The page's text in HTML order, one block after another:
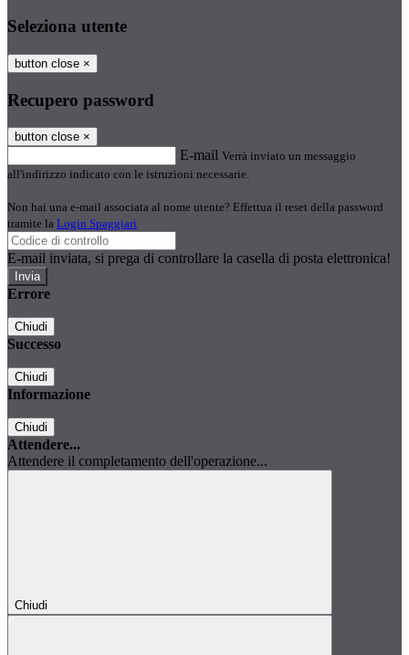
Seleziona utente
button close ×
Recupero password
button close ×
E-mail Verrà inviato un messaggio
all'indirizzo indicato con le istruzioni necessarie.
Non hai una e-mail associata al nome utente? Effettua il reset della password
tramite la Login Spaggiari
E-mail inviata, si prega di controllare la casella di posta elettronica!
Errore
Chiudi
Successo
Chiudi
Informazione
Chiudi
Attendere...
Attendere il completamento dell'operazione...
Chiudi